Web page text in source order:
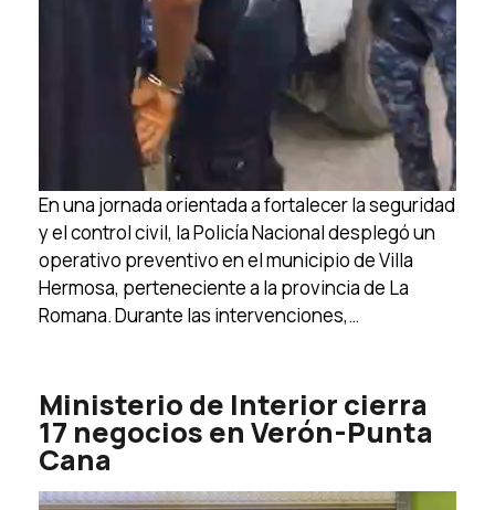
En una jornada orientada a fortalecer la seguridad
y el control civil, la Policía Nacional desplegó un
operativo preventivo en el municipio de Villa
Hermosa, perteneciente a la provincia de La
Romana. Durante las intervenciones,…
Ministerio de Interior cierra
17 negocios en Verón-Punta
Cana